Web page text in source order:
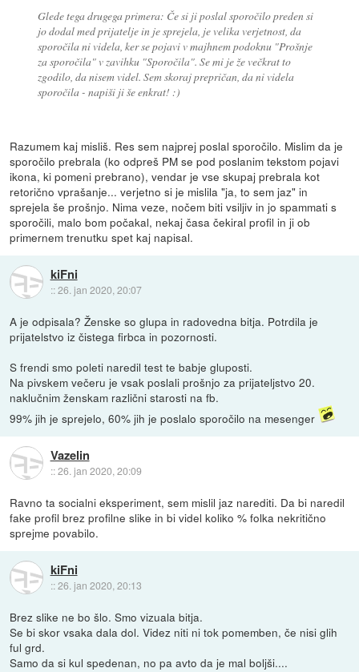
Glede tega drugega primera: Če si ji poslal sporočilo preden si
jo dodal med prijatelje in je sprejela, je velika verjetnost, da
sporočila ni videla, ker se pojavi v majhnem podoknu "Prošnje
za sporočila" v zavihku "Sporočila". Se mi je že večkrat to
zgodilo, da nisem videl. Sem skoraj prepričan, da ni videla
sporočila - napiši ji še enkrat! :)
Razumem kaj misliš. Res sem najprej poslal sporočilo. Mislim da je
sporočilo prebrala (ko odpreš PM se pod poslanim tekstom pojavi
ikona, ki pomeni prebrano), vendar je vse skupaj prebrala kot
retorično vprašanje... verjetno si je mislila "ja, to sem jaz" in
sprejela še prošnjo. Nima veze, nočem biti vsiljiv in jo spammati s
sporočili, malo bom počakal, nekaj časa čekiral profil in ji ob
primernem trenutku spet kaj napisal.
kiFni
::26. jan 2020, 20:07
A je odpisala? Ženske so glupa in radovedna bitja. Potrdila je
prijatelstvo iz čistega firbca in pozornosti.
S frendi smo poleti naredil test te babje gluposti.
Na pivskem večeru je vsak poslali prošnjo za prijateljstvo 20.
naklučnim ženskam različni starosti na fb.
99% jih je sprejelo, 60% jih je poslalo sporočilo na mesenger
Vazelin
::26. jan 2020, 20:09
Ravno ta socialni eksperiment, sem mislil jaz narediti. Da bi naredil
fake profil brez profilne slike in bi videl koliko % folka nekritično
sprejme povabilo.
kiFni
::26. jan 2020, 20:13
Brez slike ne bo šlo. Smo vizuala bitja.
Se bi skor vsaka dala dol. Videz niti ni tok pomemben, če nisi glih
ful grd.
Samo da si kul spedenan, no pa avto da je mal boljši....